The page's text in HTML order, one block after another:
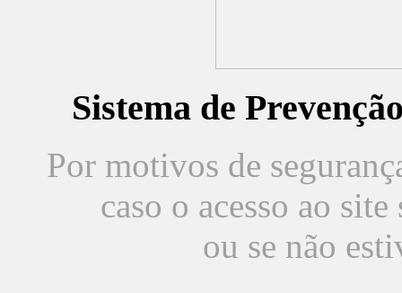
Sistema de
Por motivos de
caso o acesso ao
ou se não